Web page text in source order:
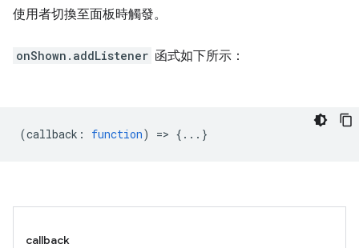
使用者切換至面板時觸發。
onShown.addListener 函式如下所示：
(callback : function) => {...}
callback